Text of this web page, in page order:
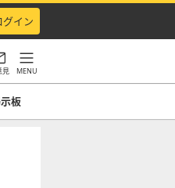
グイン
見 MENU
板